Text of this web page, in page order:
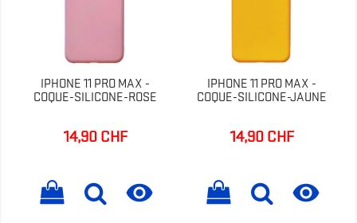
IPHONE 11 PRO MAX -
COQUE-SILICONE-ROSE
Prix
14,90 CHF

IPHONE 11 PRO MAX -
COQUE-SILICONE-JAUNE
Prix
14,90 CHF
